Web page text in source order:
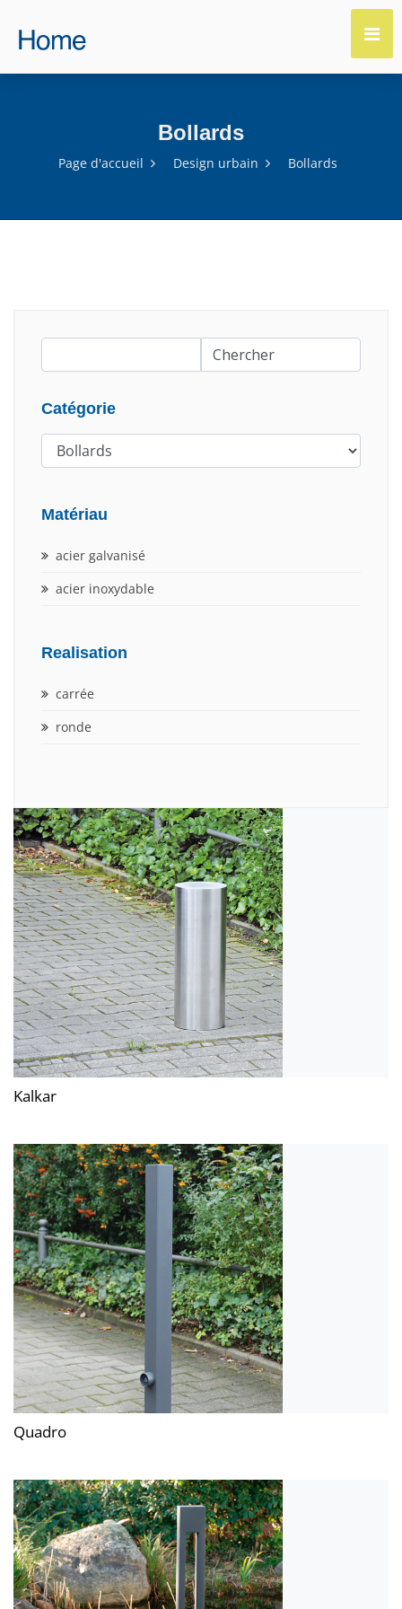
Bollards
Page d'accueil Design urbain Bollards
Catégorie
Matériau
acier galvanisé
acier inoxydable
Realisation
carrée
ronde
Kalkar
Quadro